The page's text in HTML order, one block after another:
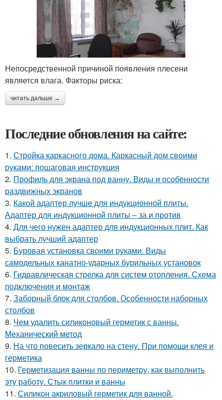
Непосредственной причиной появления плесени
является влага. Факторы риска:
читать дальше →
Последние обновления на сайте:
1. Стройка каркасного дома. Каркасный дом своими
руками: пошаговая инструкция
2. Профиль для экрана под ванну. Виды и особенности
раздвижных экранов
3. Какой адаптер лучше для индукционной плиты.
Адаптер для индукционной плиты – за и против
4. Для чего нужен адаптер для индукционных плит. Как
выбрать лучший адаптер
5. Буровая установка своими руками. Виды
самодельных канатно-ударных бурильных установок
6. Гидравлическая стрелка для систем отопления. Схема
подключения и монтаж
7. Заборный блок для столбов. Особенности наборных
столбов
8. Чем удалить силиконовый герметик с ванны.
Механический метод
9. На что повесить зеркало на стену. При помощи клея и
герметика
10. Герметизация ванны по периметру, как выполнить
эту работу. Стык плитки и ванны
11. Силикон акриловый герметик для ванной.